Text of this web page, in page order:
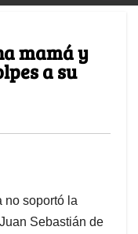
mamá y
a su
no soportó la
Sebastián de